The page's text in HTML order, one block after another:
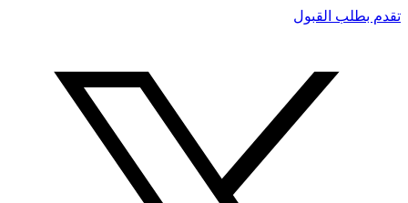
تقدم بطلب القبول